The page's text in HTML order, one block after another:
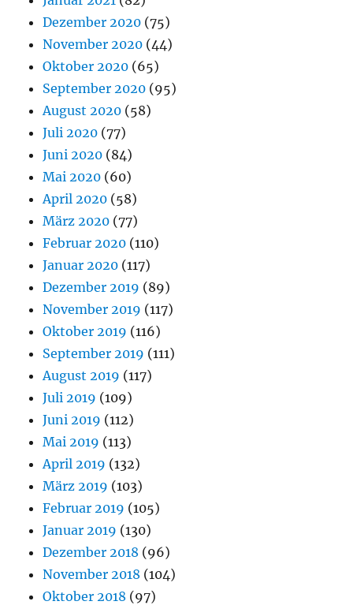
Dezember 2020 (75)
November 2020 (44)
Oktober 2020 (65)
September 2020 (95)
August 2020 (58)
Juli 2020 (77)
Juni 2020 (84)
Mai 2020 (60)
April 2020 (58)
März 2020 (77)
Februar 2020 (110)
Januar 2020 (117)
Dezember 2019 (89)
November 2019 (117)
Oktober 2019 (116)
September 2019 (111)
August 2019 (117)
Juli 2019 (109)
Juni 2019 (112)
Mai 2019 (113)
April 2019 (132)
März 2019 (103)
Februar 2019 (105)
Januar 2019 (130)
Dezember 2018 (96)
November 2018 (104)
Oktober 2018 (97)